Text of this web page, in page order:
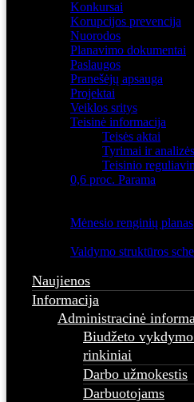
Konkursai
Korupcijos prevencija
Nuorodos
Planavimo dokumentai
Paslaugos
Pranešėjų apsauga
Projektai
Veiklos sritys
Teisinė informacija
Teisės aktai
Tyrimai ir analizės
Teisinio
0,6 proc. Parama
Mėnesio renginių planas
Valdymo struktūros
Naujienos
Informacija
Administracinė
Biudžeto
rinkiniai
Darbo užmokestis
Darbuotojams